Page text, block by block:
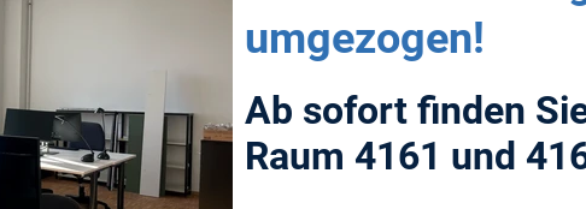
umgezogen!
Ab sofort finden
Raum 4161 und